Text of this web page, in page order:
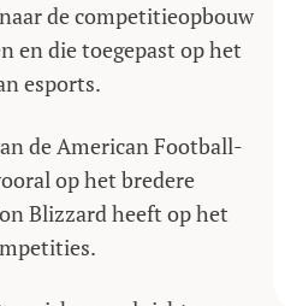
de competitieopbouw
en die toegepast op het
esports.
de American Football-
op het bredere
Blizzard heeft op het